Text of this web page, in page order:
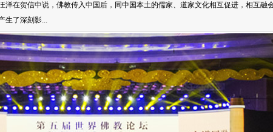
洋在贺信中说，佛教传入中国后，同中国本土的儒家、道家文化相互促进，相互融
生了深刻影...